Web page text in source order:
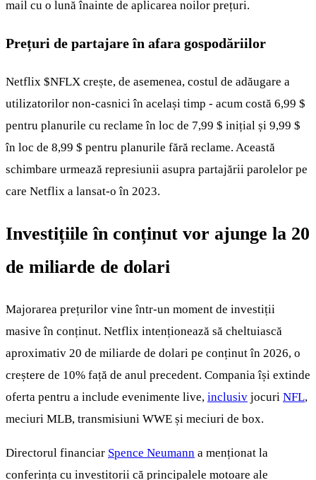
mail cu o lună înainte de aplicarea noilor prețuri.
Prețuri de partajare în afara gospodăriilor
Netflix $NFLX crește, de asemenea, costul de adăugare a
utilizatorilor non-casnici în același timp - acum costă 6,99 $
pentru planurile cu reclame în loc de 7,99 $ inițial și 9,99 $
în loc de 8,99 $ pentru planurile fără reclame. Această
schimbare urmează represiunii asupra partajării parolelor pe
care Netflix a lansat-o în 2023.
Investițiile în conținut vor ajunge la 20
de miliarde de dolari
Majorarea prețurilor vine într-un moment de investiții
masive în conținut. Netflix intenționează să cheltuiască
aproximativ 20 de miliarde de dolari pe conținut în 2026, o
creștere de 10% față de anul precedent. Compania își extinde
oferta pentru a include evenimente live, inclusiv jocuri NFL,
meciuri MLB, transmisiuni WWE și meciuri de box.
Directorul financiar Spence Neumann a menționat la
conferința cu investitorii că principalele motoare ale